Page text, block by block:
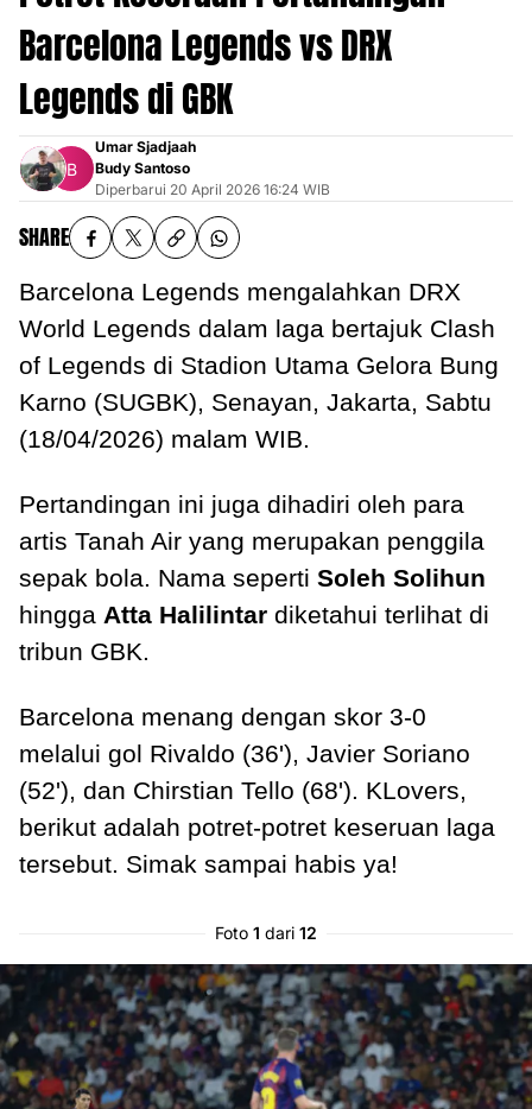
Barcelona Legends vs DRX
Legends di GBK
Umar Sjadjaah
Budy Santoso
Diperbarui 20 April 2026 16:24 WIB
SHARE
Barcelona Legends mengalahkan DRX
World Legends dalam laga bertajuk Clash
of Legends di Stadion Utama Gelora Bung
Karno (SUGBK), Senayan, Jakarta, Sabtu
(18/04/2026) malam WIB.
Pertandingan ini juga dihadiri oleh para
artis Tanah Air yang merupakan penggila
sepak bola. Nama seperti Soleh Solihun
hingga Atta Halilintar diketahui terlihat di
tribun GBK.
Barcelona menang dengan skor 3-0
melalui gol Rivaldo (36'), Javier Soriano
(52'), dan Chirstian Tello (68'). KLovers,
berikut adalah potret-potret keseruan laga
tersebut. Simak sampai habis ya!
Foto 1 dari 12